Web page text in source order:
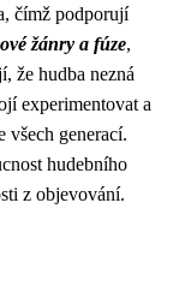
čímž podporují
žánry a fúze,
že hudba nezná
experimentovat a
všech generací.
hudebního
z objevování.